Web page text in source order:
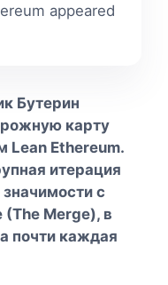
appeared
Бутерин
карту
Lean Ethereum.
итерация
с
Merge), в
почти каждая